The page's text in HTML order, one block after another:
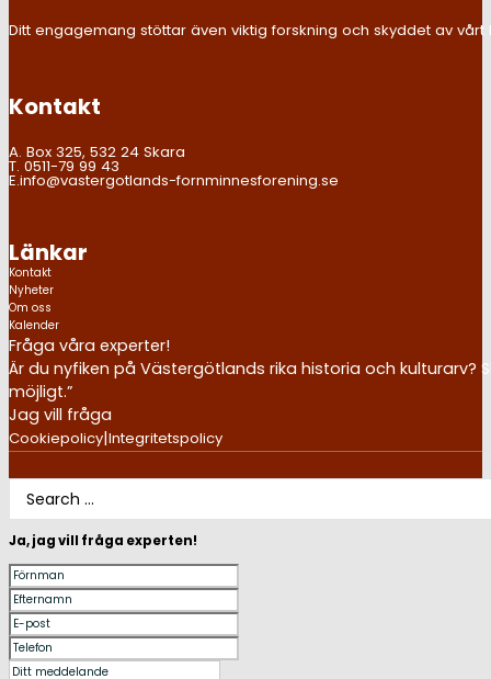
Ditt engagemang stöttar även viktig forskning och skyddet av vårt
Kontakt
A. Box 325, 532 24 Skara
T. 0511-79 99 43
E.info@vastergotlands-fornminnesforening.se
Länkar
Kontakt
Nyheter
Om oss
Kalender
Fråga våra experter!
Är du nyfiken på Västergötlands rika historia och
möjligt.”
Jag vill fråga
Cookiepolicy|Integritetspolicy
Search
Ja, jag vill fråga experten!